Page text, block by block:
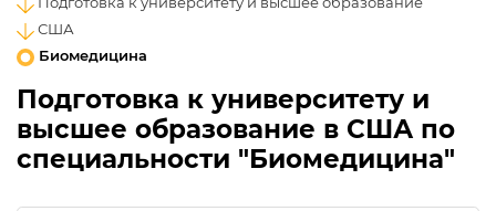
США
Биомедицина
Подготовка к университету и
высшее образование в США по
специальности "Биомедицина"